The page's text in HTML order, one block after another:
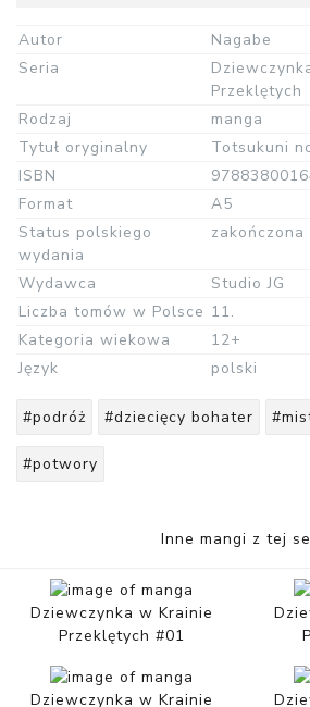
Autor
Nagabe
Seria
Przeklętych
Rodzaj
manga
Tytuł oryginalny
Totsukuni
ISBN
Format
A5
Status polskiego
wydania
zakończona
Wydawca
Studio JG
Liczba tomów w Polsce 11.
Kategoria wiekowa
12+
Język
polski
#podróż #dziecięcy bohater
#potwory
Inne mangi z tej
Dziewczynka w Krainie
Przeklętych #01
Dziewczynka w Krainie